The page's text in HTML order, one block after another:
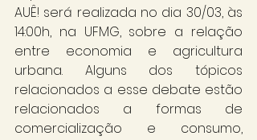
AUÊ! será realizada no dia 30/03, às
14:00h, na UFMG, sobre a relação
entre economia e agricultura
urbana. Alguns dos tópicos
relacionados a esse debate estão
relacionados a formas de
comercialização e consumo,